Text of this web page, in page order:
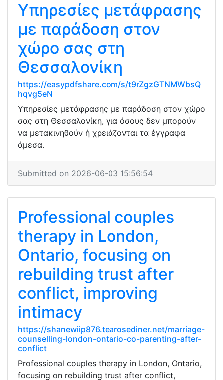
Υπηρεσίες μετάφρασης
με παράδοση στον
χώρο σας στη
Θεσσαλονίκη
https://easypdfshare.com/s/t9rZgzGTNMWbsQ
hqvg5eN
Υπηρεσίες μετάφρασης με παράδοση στον χώρο
σας στη Θεσσαλονίκη, για όσους δεν μπορούν
να μετακινηθούν ή χρειάζονται τα έγγραφα
άμεσα.
Submitted on 2026-06-03 15:56:54
Professional couples
therapy in London,
Ontario, focusing on
rebuilding trust after
conflict, improving
intimacy
https://shanewiip876.tearosediner.net/marriage-
counselling-london-ontario-co-parenting-after-
conflict
Professional couples therapy in London, Ontario,
focusing on rebuilding trust after conflict,